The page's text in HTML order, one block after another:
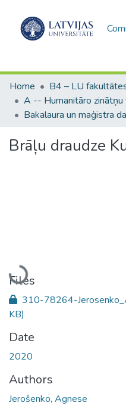
Home
Brāļu draudze
Loading...
Files
310-78264-
KB)
Date
2020
Authors
Jerošenko, Agnese